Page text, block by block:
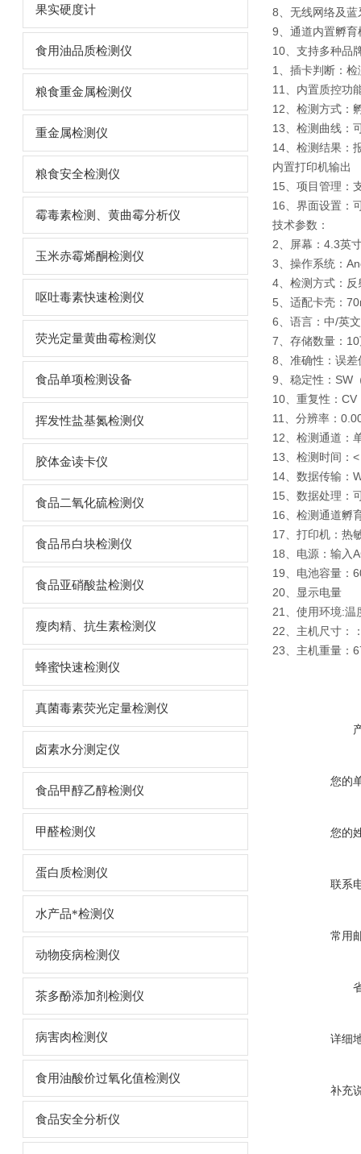
果实硬度计
食用油品质检测仪
粮食重金属检测仪
重金属检测仪
粮食安全检测仪
霉毒素检测、黄曲霉分析仪
玉米赤霉烯酮检测仪
呕吐毒素快速检测仪
荧光定量黄曲霉检测仪
食品单项检测设备
挥发性盐基氮检测仪
胶体金读卡仪
食品二氧化硫检测仪
食品吊白块检测仪
食品亚硝酸盐检测仪
瘦肉精、抗生素检测仪
蜂蜜快速检测仪
真菌毒素荧光定量检测仪
卤素水分测定仪
食品甲醇乙醇检测仪
甲醛检测仪
蛋白质检测仪
水产品*检测仪
动物疫病检测仪
茶多酚添加剂检测仪
病害肉检测仪
食用油酸价过氧化值检测仪
食品安全分析仪
8、无线网络及
9、通道内置孵
10、支持多种品
1、插卡判断：
11、内置质控功
12、检测方式：
13、检测曲线：
14、检测结果：
内置打印机输出
15、项目管理：
16、界面设置：
技术参数：
2、屏幕：4.3英
3、操作系统：
4、检测方式：反
5、适配卡壳：
6、语言：中/英
7、存储数量：
8、准确性：误差
9、稳定性：SW
10、重复性：
11、分辨率：
12、检测通道：
13、检测时间：
14、数据传输：
15、数据处理：
16、检测通道孵
17、打印机：热
18、电源：输入
19、电池容量：
20、显示电量
21、使用环境:
22、主机尺寸：
23、主机重量：
您的
您的
联系
常用
详细
补充